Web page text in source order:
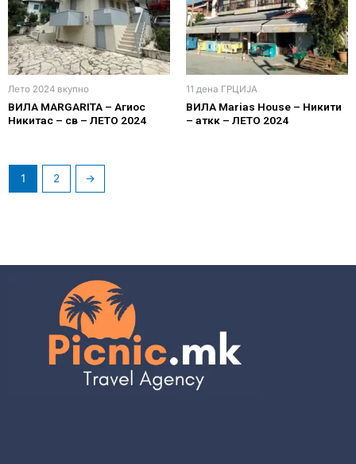
Лето 2024 вкупно
ВИЛА MARGARITA – Агиос
Никитас – св – ЛЕТО 2024
11 дена ГРЦИЈА
ВИЛА Marias House – Никити
– аткк – ЛЕТО 2024
1 2 →